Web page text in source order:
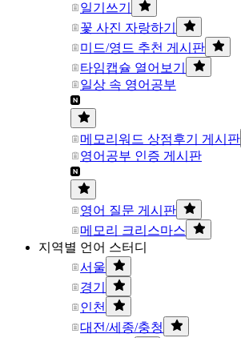
일기쓰기
꽃 사진 자랑하기
미드/영드 추천 게시판
타임캡슐 열어보기
일상 속 영어공부
메모리워드 상점후기 게시판
영어공부 인증 게시판
영어 질문 게시판
메모리 크리스마스
지역별 언어 스터디
서울
경기
인천
대전/세종/충청